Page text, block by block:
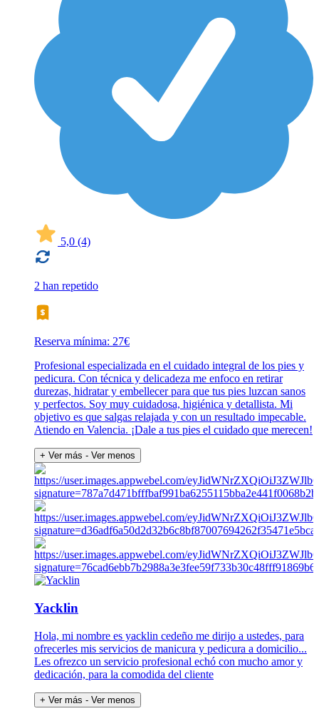
5,0 (4)
2 han repetido
Reserva mínima: 27€
Profesional especializada en el cuidado integral de los pies y
pedicura. Con técnica y delicadeza me enfoco en retirar
durezas, hidratar y embellecer para que tus pies luzcan sanos
y perfectos. Soy muy cuidadosa, higiénica y detallista. Mi
objetivo es que salgas relajada y con un resultado impecable.
Atiendo en Valencia. ¡Dale a tus pies el cuidado que merecen!
+ Ver más - Ver menos
Yacklin
Hola, mi nombre es yacklin cedeño me dirijo a ustedes, para
ofrecerles mis servicios de manicura y pedicura a domicilio...
Les ofrezco un servicio profesional echó con mucho amor y
dedicación, para la comodida del cliente
+ Ver más - Ver menos